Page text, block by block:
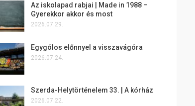
Az iskolapad rabjai | Made in 1988 –
Gyerekkor akkor és most
2026.07.29.
Egygólos előnnyel a visszavágóra
2026.07.24.
Szerda-Helytörténelem 33. | A kórház
2026.07.22.